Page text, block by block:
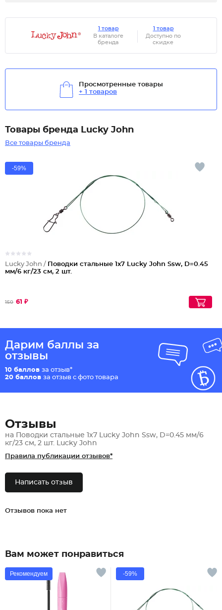
1 товар
В каталоге
бренда
1 товар
Доступно по
скидке
Просмотренные товары
+ 1 товаров
Товары бренда Lucky John
Все товары бренда
-59%
Lucky John / Поводки стальные 1x7 Lucky John Ssw, D=0.45
мм/6 кг/23 см, 2 шт.
150 61 ₽
Дарим баллы за
отзывы
10 баллов за отзыв*
20 баллов за отзыв с фото товара
Отзывы
на Поводки стальные 1x7 Lucky John Ssw, D=0.45 мм/6
кг/23 см, 2 шт. Lucky John
Правила публикации отзывов*
Написать отзыв
Отзывов пока нет
Вам может понравиться
Рекомендуем -59%